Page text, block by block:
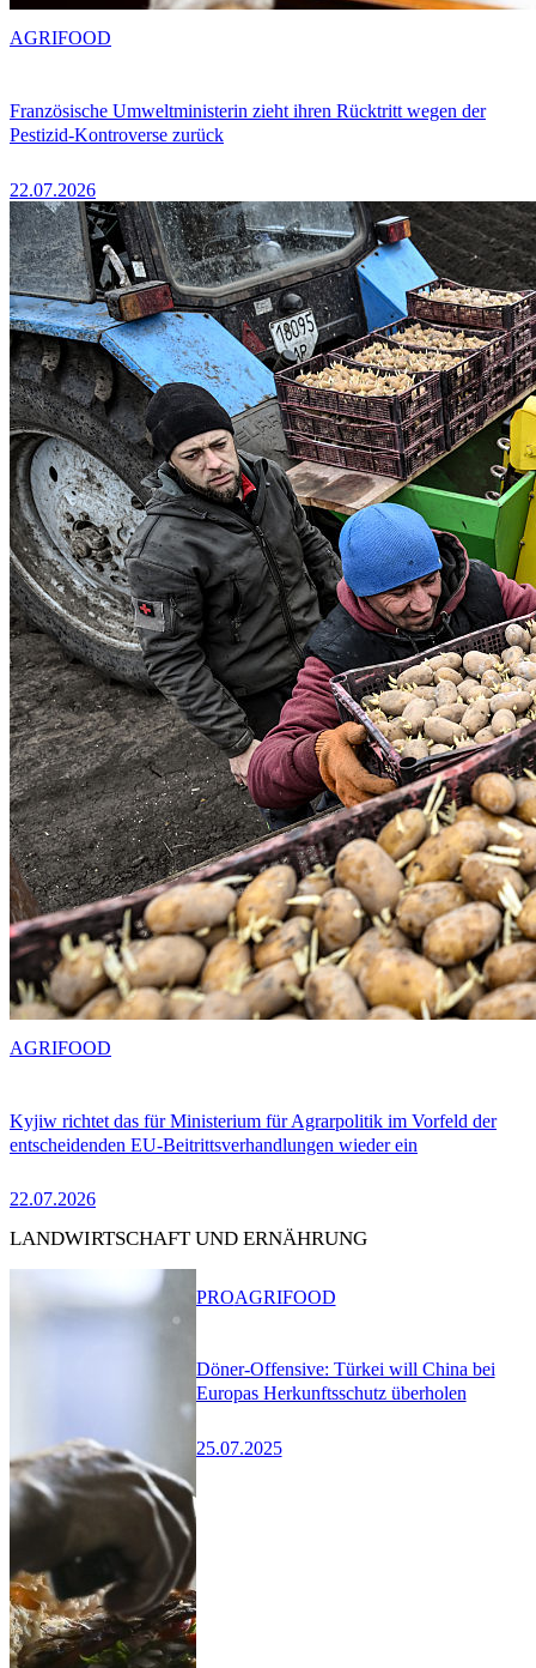
Französische Umweltministerin zieht ihren Rücktritt wegen der
Pestizid-Kontroverse zurück
22.07.2026
AGRIFOOD
Kyjiw richtet das für Ministerium für Agrarpolitik im Vorfeld der
entscheidenden EU-Beitrittsverhandlungen wieder ein
22.07.2026
AGRIFOOD
LANDWIRTSCHAFT UND ERNÄHRUNG
Döner-Offensive: Türkei will China bei
Europas Herkunftsschutz überholen
25.07.2025
PROAGRIFOOD